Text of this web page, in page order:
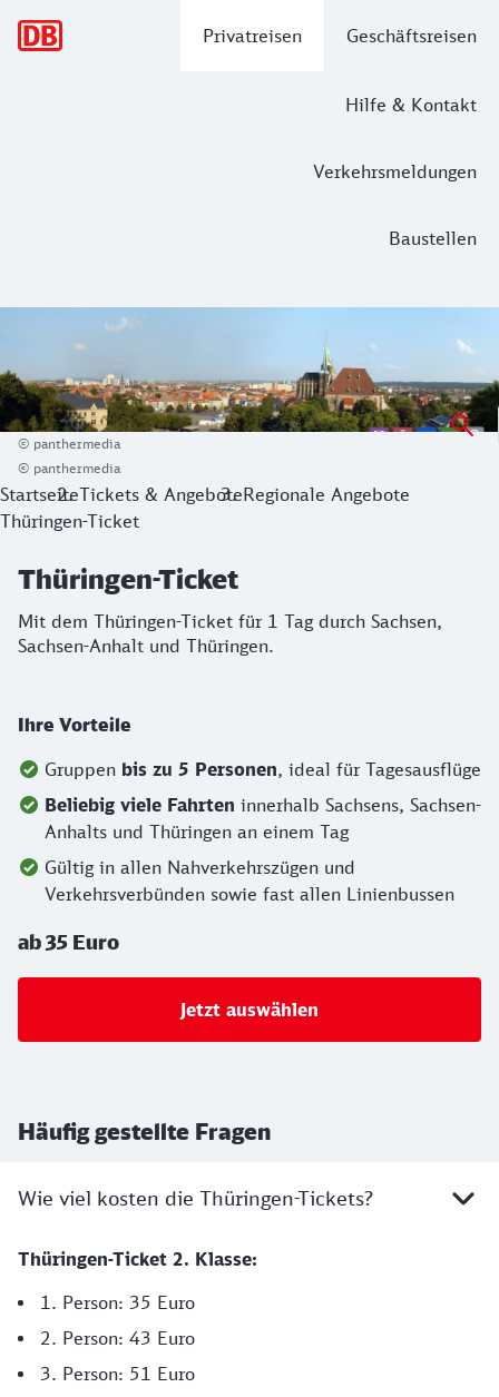
Privatreisen Geschäftsreisen
Hilfe & Kontakt
Verkehrsmeldungen
Baustellen
Thüringen-Ticket
Mit dem Thüringen-Ticket für 1 Tag durch Sachsen,
© panthermedia
© panthermedia
StartseiteTickets & AngeboteRegionale Angebote
Thüringen-Ticket
Thüringen-Ticket
Mit dem Thüringen-Ticket für 1 Tag durch Sachsen,
Sachsen-Anhalt und Thüringen.
Ihre Vorteile
Gruppen bis zu 5 Personen, ideal für Tagesausflüge
Beliebig viele Fahrten innerhalb Sachsens, Sachsen-
Anhalts und Thüringen an einem Tag
Gültig in allen Nahverkehrszügen und
Verkehrsverbünden sowie fast allen Linienbussen
ab 35 Euro
Jetzt auswählen
Häufig gestellte Fragen
Wie viel kosten die Thüringen-Tickets?
Thüringen-Ticket 2. Klasse:
1. Person: 35 Euro
2. Person: 43 Euro
3. Person: 51 Euro